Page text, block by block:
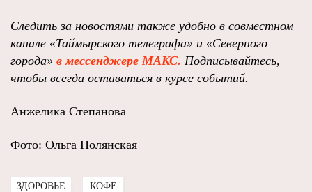
Следить за новостями также удобно в совместном
канале «Таймырского телеграфа» и «Северного
города» в мессенджере МАКС. Подписывайтесь,
чтобы всегда оставаться в курсе событий.
Анжелика Степанова
Фото: Ольга Полянская
ЗДОРОВЬЕ КОФЕ